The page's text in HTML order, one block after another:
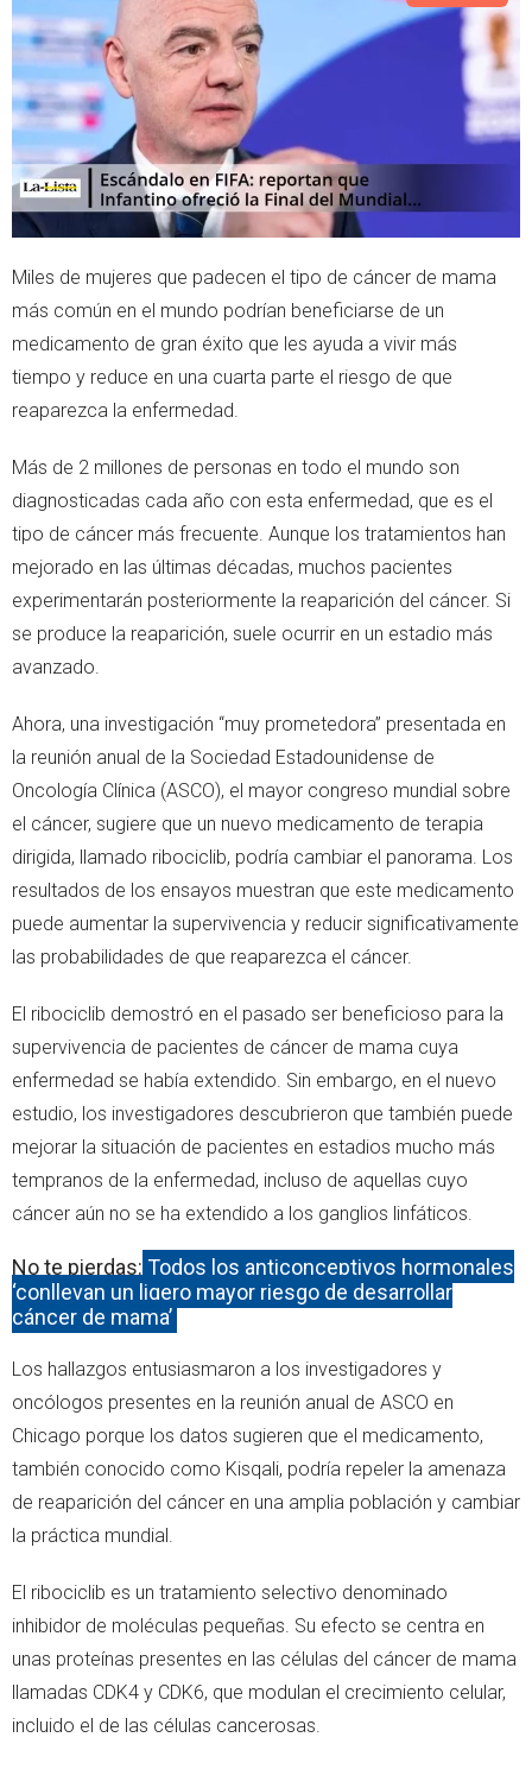
e
r
a
p
p
Miles de mujeres que padecen el tipo de cáncer de mama
más común en el mundo podrían beneficiarse de un
medicamento de gran éxito que les ayuda a vivir más
tiempo y reduce en una cuarta parte el riesgo de que
reaparezca la enfermedad.
Más de 2 millones de personas en todo el mundo son
diagnosticadas cada año con esta enfermedad, que es el
tipo de cáncer más frecuente. Aunque los tratamientos han
mejorado en las últimas décadas, muchos pacientes
experimentarán posteriormente la reaparición del cáncer. Si
se produce la reaparición, suele ocurrir en un estadio más
avanzado.
Ahora, una investigación “muy prometedora” presentada en
la reunión anual de la Sociedad Estadounidense de
Oncología Clínica (ASCO), el mayor congreso mundial sobre
el cáncer, sugiere que un nuevo medicamento de terapia
dirigida, llamado ribociclib, podría cambiar el panorama. Los
resultados de los ensayos muestran que este medicamento
puede aumentar la supervivencia y reducir significativamente
las probabilidades de que reaparezca el cáncer.
El ribociclib demostró en el pasado ser beneficioso para la
supervivencia de pacientes de cáncer de mama cuya
enfermedad se había extendido. Sin embargo, en el nuevo
estudio, los investigadores descubrieron que también puede
mejorar la situación de pacientes en estadios mucho más
tempranos de la enfermedad, incluso de aquellas cuyo
cáncer aún no se ha extendido a los ganglios linfáticos.
No te pierdas: Todos los anticonceptivos hormonales
‘conllevan un ligero mayor riesgo de desarrollar
cáncer de mama’
Los hallazgos entusiasmaron a los investigadores y
oncólogos presentes en la reunión anual de ASCO en
Chicago porque los datos sugieren que el medicamento,
también conocido como Kisqali, podría repeler la amenaza
de reaparición del cáncer en una amplia población y cambiar
la práctica mundial.
El ribociclib es un tratamiento selectivo denominado
inhibidor de moléculas pequeñas. Su efecto se centra en
unas proteínas presentes en las células del cáncer de mama
llamadas CDK4 y CDK6, que modulan el crecimiento celular,
incluido el de las células cancerosas.